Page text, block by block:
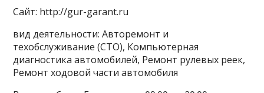
Сайт: http://gur-garant.ru
вид деятельности: Авторемонт и
техобслуживание (СТО), Компьютерная
диагностика автомобилей, Ремонт рулевых реек,
Ремонт ходовой части автомобиля